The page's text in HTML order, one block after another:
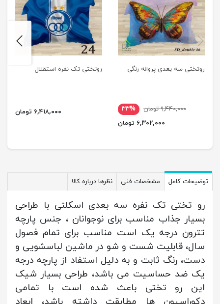
روتختی سه بعدی پروانه رنگی
۹,۴۴۰,۰۰۰ تومان
۳۳%
۶,۳۰۲,۰۰۰ تومان
روتختی تک نفره استقلال
۶,۴۱۸,۰۰۰ تومان
previus
توضیحات کامل مشخصات فنی نظرها درباره کالا
رو تختی تک نفره سه بعدی اسکلتی با طراحی
بسیار جذاب مناسب برای نوجوانان ، جنس پارچه
تترون درجه یک است مناسب برای تمام فصول
سال، قابلیت شست و شو در ماشین لباسشویی و
دست، رنگ ثابت و به دلیل استفاد از پارچه درجه
یک ضد حساسیت می باشد، طراحی بسیار شیک
این رو تختی باعث شده است با تمامی
دکوراسیون ها مطابقت داشته باشد، ابعاد